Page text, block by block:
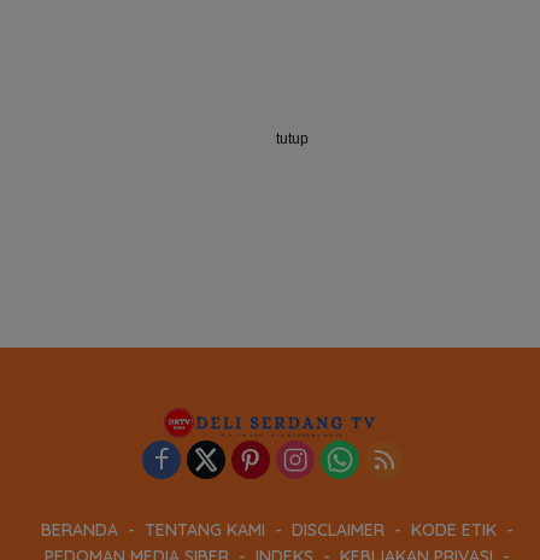
BERANDA TENTANG KAMI DISCLAIMER
KODE ETIK
tutup